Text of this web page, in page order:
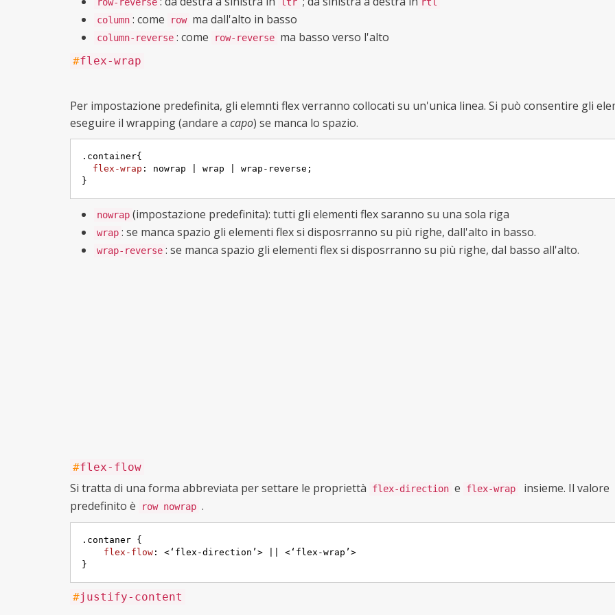
row-reverse
ltr
rtl
column : come row ma dall'alto in basso
column-reverse : come row-reverse ma basso verso l'alto
#flex-wrap
Per impostazione predefinita, gli elemnti flex verranno collocati su un'unica linea. Si può consentire gli
eseguire il wrapping (andare a capo) se manca lo spazio.
.container{
flex-wrap : nowrap | wrap | wrap-reverse;
}
nowrap (impostazione predefinita): tutti gli elementi flex saranno su una sola riga
wrap : se manca spazio gli elementi flex si disposrranno su più righe, dall'alto in basso.
wrap-reverse : se manca spazio gli elementi flex si disposrranno su più righe, dal basso all'alto.
#flex-flow
Si tratta di una forma abbreviata per settare le propriettà flex-direction e flex-wrap
insieme. Il valore
predefinito è
row nowrap .
.contaner {
flex-flow : <‘flex-direction’> || <‘flex-wrap’>
}
#justify-content